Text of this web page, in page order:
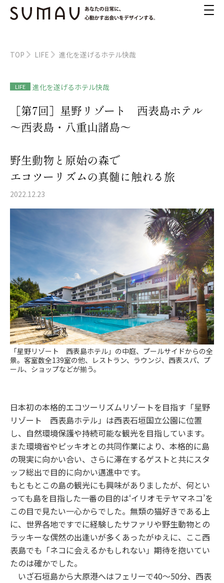
TOP LIFE 進化を遂げるホテル快哉
LIFE 進化を遂げるホテル快哉
［第7回］星野リゾート 西表島ホテル
～西表島・八重山諸島～
野生動物と原始の森で
エコツーリズムの真髄に触れる旅
2022.12.23
「星野リゾート 西表島ホテル」の中庭、プールサイドからの全
景。客室数全139室の他、レストラン、ラウンジ、西表スパ、プ
ール、ショップなどが揃う。
日本初の本格的エコツーリズムリゾートを目指す「星野
リゾート 西表島ホテル」は西表石垣国立公園に位置
し、自然環境保護や持続可能な観光を目指しています。
また環境省やピッキオとの共同作業により、本格的に島
の現実に向かい合い、さらに滞在するゲストと共にスタ
ッフ総出で目的に向かい邁進中です。
もともとこの島の観光にも興味がありましたが、何とい
っても島を目指した一番の目的は‘イリオモテヤマネコ’を
この目で見たい一心からでした。無類の猫好きである上
に、世界各地ですでに経験したサファリや野生動物との
ラッキーな偶然の出逢いが多くあったがゆえに、ここ西
表島でも「ネコに会えるかもしれない」期待を抱いてい
たのは確かでした。
いざ石垣島から大原港へはフェリーで40～50分、西表